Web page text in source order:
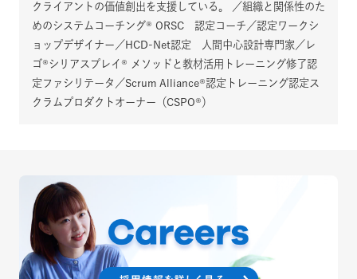
クライアントの価値創出を支援している。 ／組織と関係性のた
めのシステムコーチング® ORSC 認定コーチ／認定ワークシ
ョップデザイナー／HCD-Net認定 人間中心設計専門家／レ
ゴ®シリアスプレイ® メソッドと教材活用トレーニング修了認
定ファシリテータ／Scrum Alliance®認定トレーニング認定ス
クラムプロダクトオーナー（CSPO®）